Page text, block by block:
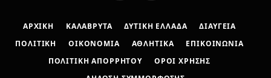
ΑΡΧΙΚΉ ΚΑΛΆΒΡΥΤΑ ΔΥΤΙΚΉ ΕΛΛΆΔΑ ΔΙΑΎΓΕΙΑ
ΠΟΛΙΤΙΚΉ ΟΙΚΟΝΟΜΊΑ ΑΘΛΗΤΙΚΆ ΕΠΙΚΟΙΝΩΝΊΑ
ΠΟΛΙΤΙΚΉ ΑΠΟΡΡΉΤΟΥ ΌΡΟΙ ΧΡΉΣΗΣ